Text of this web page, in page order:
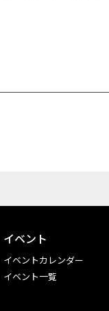
イベント
イベントカレンダー
イベント一覧